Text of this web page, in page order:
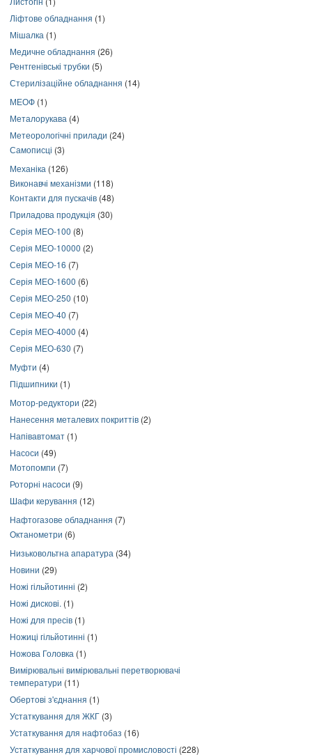
Ліфтове обладнання (1)
Мішалка (1)
Медичне обладнання (26)
Рентгенівські трубки (5)
Стерилізаційне обладнання (14)
МЕОФ (1)
Металорукава (4)
Метеорологічні прилади (24)
Самописці (3)
Механіка (126)
Виконавчі механізми (118)
Контакти для пускачів (48)
Приладова продукція (30)
Серія МЕО-100 (8)
Серія МЕО-10000 (2)
Серія МЕО-16 (7)
Серія МЕО-1600 (6)
Серія МЕО-250 (10)
Серія МЕО-40 (7)
Серія МЕО-4000 (4)
Серія МЕО-630 (7)
Муфти (4)
Підшипники (1)
Мотор-редуктори (22)
Нанесення металевих покриттів (2)
Напівавтомат (1)
Насоси (49)
Мотопомпи (7)
Роторні насоси (9)
Шафи керування (12)
Нафтогазове обладнання (7)
Октанометри (6)
Низьковольтна апаратура (34)
Новини (29)
Ножі гільйотинні (2)
Ножі дискові. (1)
Ножі для пресів (1)
Ножиці гільйотинні (1)
Ножова Головка (1)
Вимірювальні вимірювальні перетворювачі
температури (11)
Обертові з'єднання (1)
Устаткування для ЖКГ (3)
Устаткування для нафтобаз (16)
Устаткування для харчової промисловості (228)